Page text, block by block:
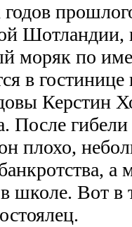
Шотландии,
моряк по
в
Керстин
После
плохо,
а
школе. Вот